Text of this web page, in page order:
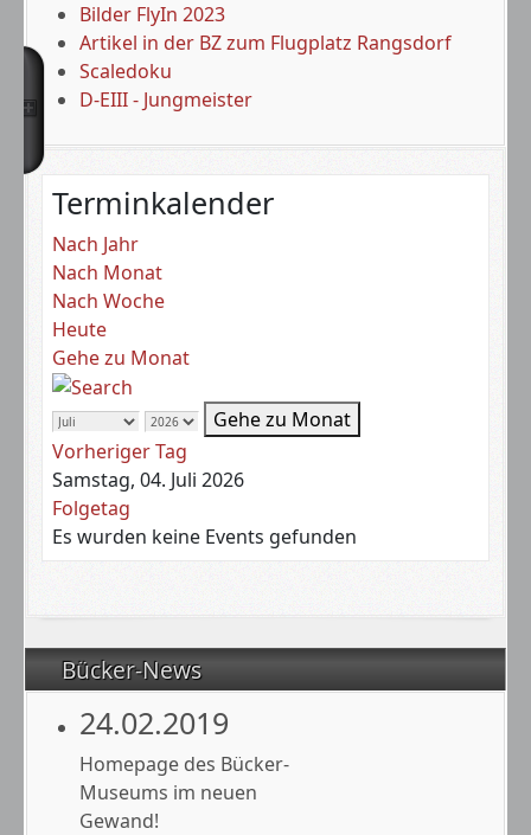
Bilder FlyIn 2023
Artikel in der BZ zum Flugplatz Rangsdorf
Scaledoku
D-EIII - Jungmeister
Bücker-News
24.02.2019
Homepage des Bücker-
Museums im neuen
Gewand!
Terminkalender
Nach Jahr
Nach Monat
Nach Woche
Heute
Gehe zu Monat
Gehe zu Monat
Vorheriger Tag
Samstag, 04. Juli 2026
Folgetag
Es wurden keine Events gefunden